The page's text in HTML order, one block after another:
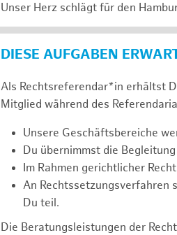
Unser Herz schlägt für den
DIESE AUFGABEN
Als Rechtsreferendar*in erhältst
Mitglied während des
Unsere Geschäftsbereiche
Du übernimmst die
Im Rahmen gerichtlicher
An Rechtssetzungsverfahren
Du teil.
Die Beratungsleistungen der